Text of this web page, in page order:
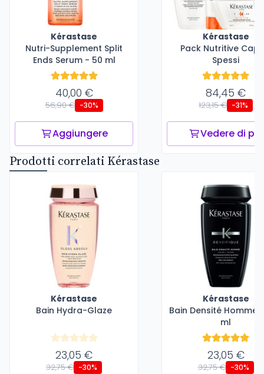
Kérastase
Nutri-Supplement Split
Ends Serum - 50 ml
40,00 €
56,90 € -30%
Aggiungere
Kérastase
Pack Nutritive
Spessi
84,45 €
123,15 € -31%
Vedere di più
Prodotti correlati Kérastase
Kérastase
Bain Hydra-Glaze
23,05 €
32,75 € -30%
Kérastase
Bain Densité Homme
ml
23,05 €
32,75 € -30%